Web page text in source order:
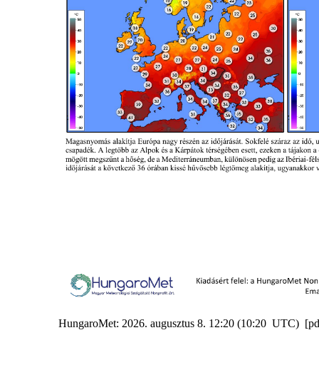
HungaroMet: 2026. augusztus 8. 12:20 (10:20 UTC)